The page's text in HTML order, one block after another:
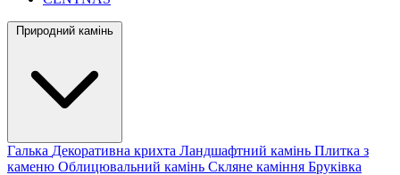
Природний камінь
Галька Декоративна крихта Ландшафтний камінь Плитка з
каменю Облицювальний камінь Скляне каміння Бруківка